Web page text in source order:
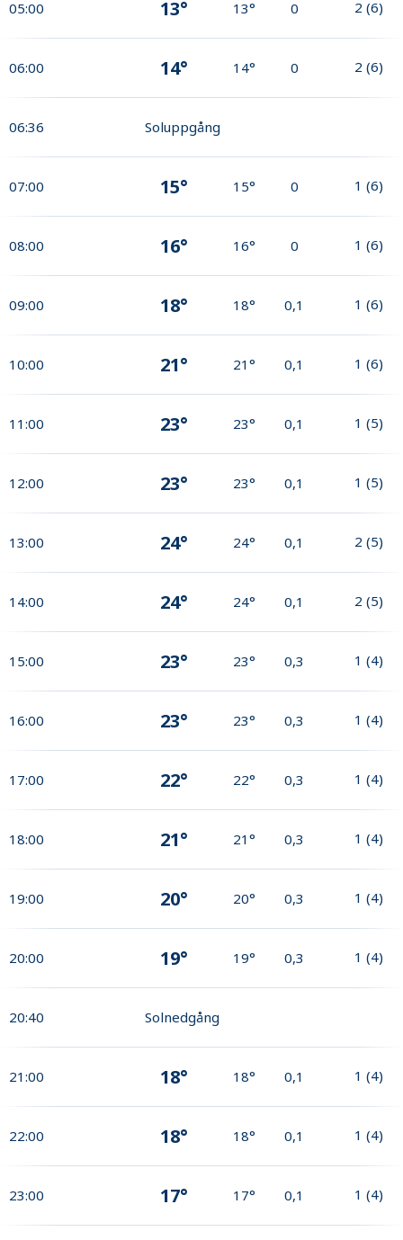
05:00 13° 13° 0 2 (6)
06:00 14° 14° 0 2 (6)
06:36 Soluppgång
07:00 15° 15° 0 1 (6)
08:00 16° 16° 0 1 (6)
09:00 18° 18° 0,1 1 (6)
10:00 21° 21° 0,1 1 (6)
11:00 23° 23° 0,1 1 (5)
12:00 23° 23° 0,1 1 (5)
13:00 24° 24° 0,1 2 (5)
14:00 24° 24° 0,1 2 (5)
15:00 23° 23° 0,3 1 (4)
16:00 23° 23° 0,3 1 (4)
17:00 22° 22° 0,3 1 (4)
18:00 21° 21° 0,3 1 (4)
19:00 20° 20° 0,3 1 (4)
20:00 19° 19° 0,3 1 (4)
20:40 Solnedgång
21:00 18° 18° 0,1 1 (4)
22:00 18° 18° 0,1 1 (4)
23:00 17° 17° 0,1 1 (4)